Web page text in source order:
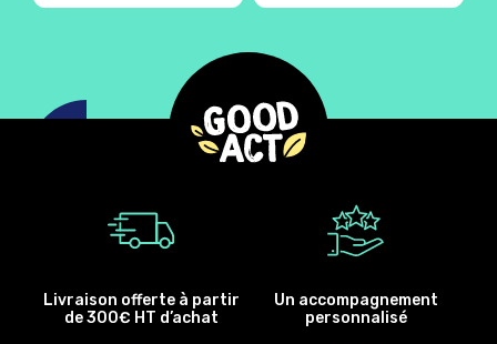
Livraison offerte à partir
de 300€ HT d’achat
Un accompagnement
personnalisé